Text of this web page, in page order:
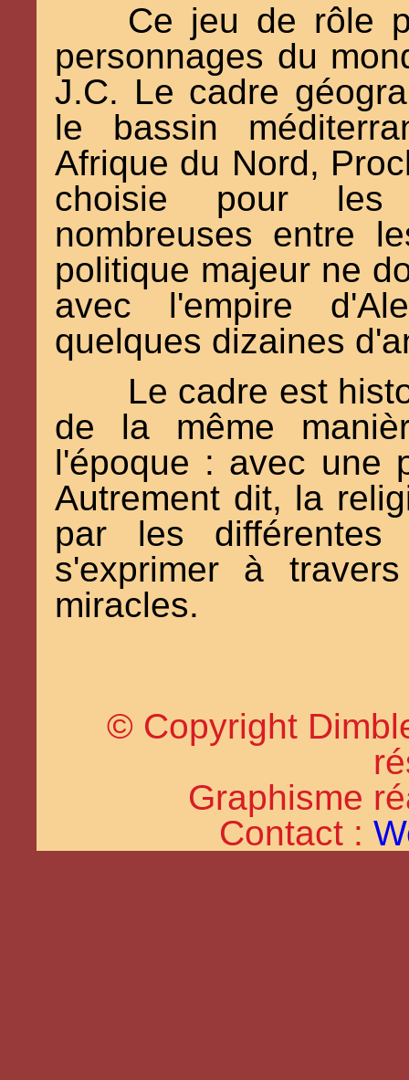
Ce jeu de rôle
personnages du
J.C. Le cadre
le bassin
Afrique du Nord,
choisie pour les
nombreuses entre
politique majeur ne
avec l'empire
quelques dizaines
Le cadre est
de la même
l'époque : avec une
Autrement dit, la
par les
s'exprimer à
miracles.
© Copyright
Graphisme
Contact :